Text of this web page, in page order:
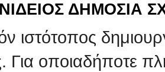
ιστότοπος
Για οποιαδήποτε